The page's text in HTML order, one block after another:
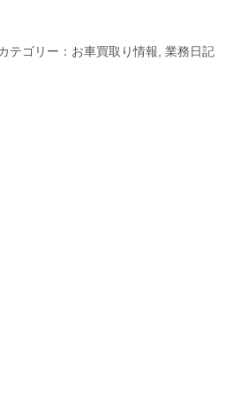
テゴリー： お車買取り情報 業務日記